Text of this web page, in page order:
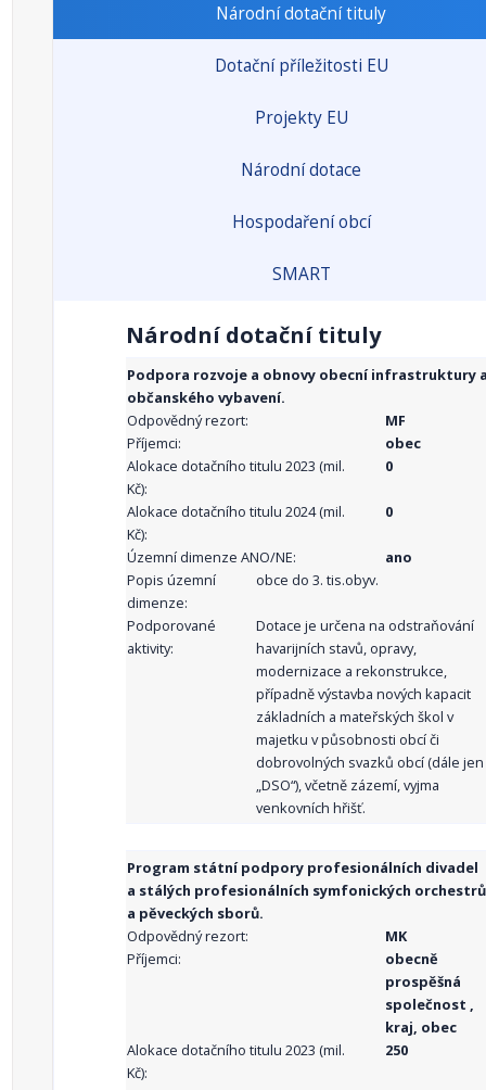
Národní dotační tituly
Dotační příležitosti EU
Projekty EU
Národní dotace
Hospodaření obcí
SMART
Národní dotační tituly
Podpora rozvoje a obnovy obecní infrastruktury
občanského vybavení.
Odpovědný rezort:
MF
Příjemci:
obec
Alokace dotačního titulu 2023 (mil.
Kč):
0
Alokace dotačního titulu 2024 (mil.
Kč):
0
Územní dimenze ANO/NE:
ano
Popis územní
dimenze:
obce do 3. tis.obyv.
Podporované
aktivity:
Dotace je určena na odstraňování
havarijních stavů, opravy,
modernizace a rekonstrukce,
případně výstavba nových kapacit
základních a mateřských škol v
majetku v působnosti obcí či
dobrovolných svazků obcí (dále jen
„DSO“), včetně zázemí, vyjma
venkovních hřišť.
Program státní podpory profesionálních divadel
a stálých profesionálních symfonických orchestrů
a pěveckých sborů.
Odpovědný rezort:
MK
Příjemci:
obecně
prospěšná
společnost ,
kraj, obec
Alokace dotačního titulu 2023 (mil.
Kč):
250